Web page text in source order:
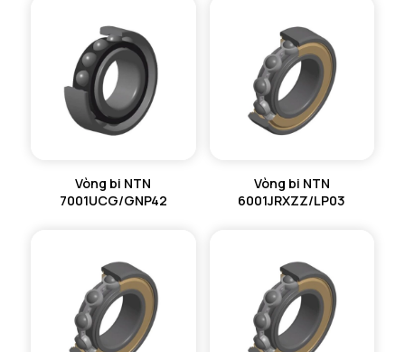
Vòng bi NTN
7001UCG/GNP42
Vòng bi NTN
6001JRXZZ/LP03